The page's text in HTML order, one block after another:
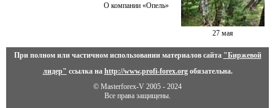
О компании «Опель»
27 мая
При полном или частичном использовании материалов сайта "Биржевой
лидер" ссылка на http://www.profi-forex.orgобязательна.
© Masterforex-V 2005 - 2024
Все права защищены.